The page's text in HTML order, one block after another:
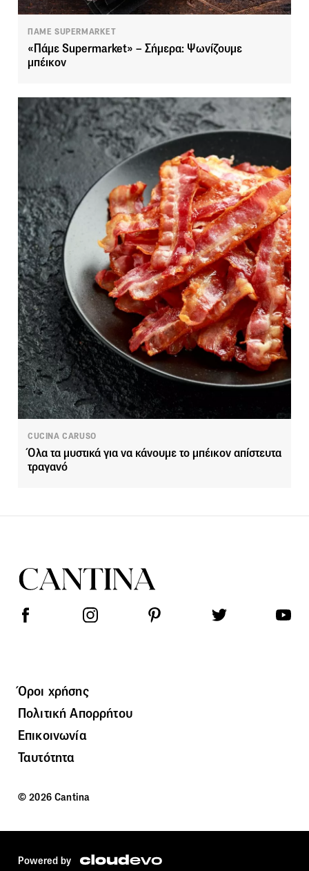
ΠΑΜΕ SUPERMARKET
«Πάμε Supermarket» – Σήμερα: Ψωνίζουμε
μπέικον
CUCINA CARUSO
Όλα τα μυστικά για να κάνουμε το μπέικον απίστευτα
τραγανό
Όροι χρήσης
Πολιτική Απορρήτου
Επικοινωνία
Ταυτότητα
© 2026 Cantina
Powered by